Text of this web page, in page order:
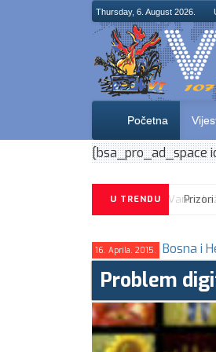
Thursday, 6. August 2026.
Početna
[bsa_pro_ad_space
U TRENDU
16. Aprila. 2015. Bosna i
Problem